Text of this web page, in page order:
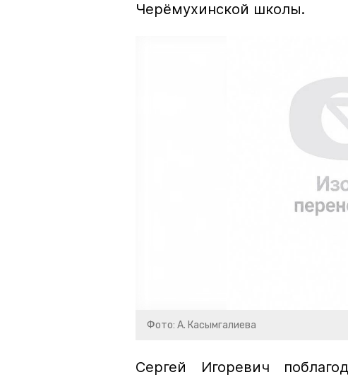
Черёмухинской школы.
Фото: А. Касымгалиева
Сергей Игоревич